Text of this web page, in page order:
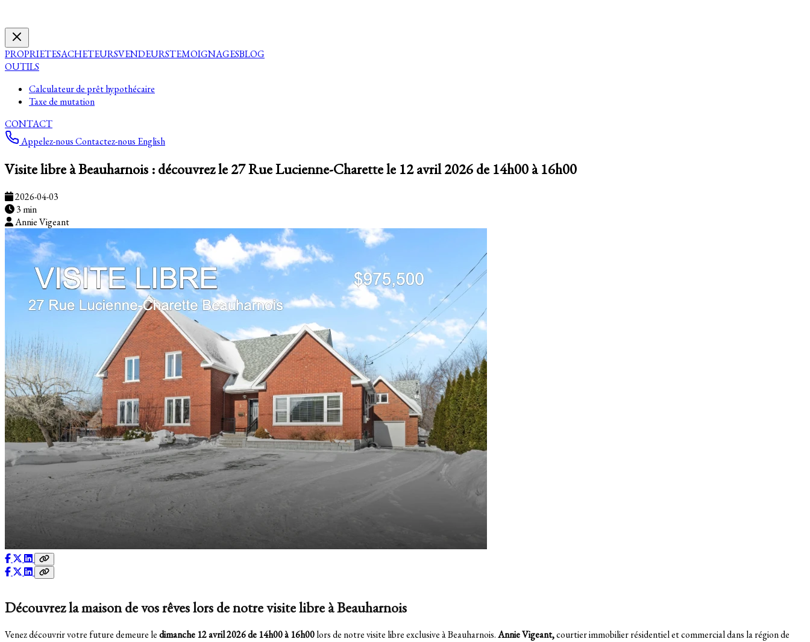
PROPRIETESACHETEURSVENDEURSTEMOIGNAGESBLOG
OUTILS
Calculateur de prêt hypothécaire
Taxe de mutation
CONTACT
Appelez-nousContactez-nous English
Visite libre à Beauharnois : découvrez le 27 Rue Lucienne-Charette le 12 avril 2026 de 14h00 à 16h00
2026-04-03
3 min
Annie Vigeant
Découvrez la maison de vos rêves lors de notre visite libre à Beauharnois
Venez découvrir votre future demeure ledimanche 12 avril 2026 de 14h00 à 16h00lors de notre visite libre exclusive à Beauharnois.Annie Vigeant,courtier immobilier résidentiel et commercial dans la région de